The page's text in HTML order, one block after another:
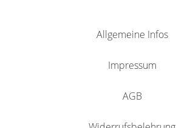
Allgemeine Infos
Impressum
AGB